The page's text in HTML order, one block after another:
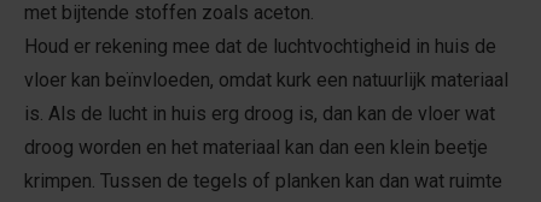
met bijtende stoffen zoals aceton.
Houd er rekening mee dat de luchtvochtigheid in huis de
vloer kan beïnvloeden, omdat kurk een natuurlijk materiaal
is. Als de lucht in huis erg droog is, dan kan de vloer wat
droog worden en het materiaal kan dan een klein beetje
krimpen. Tussen de tegels of planken kan dan wat ruimte